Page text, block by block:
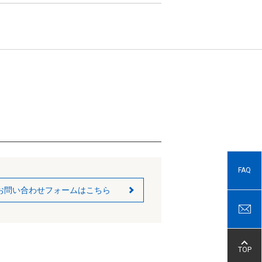
問い合わせフォームはこちら
FAQ
TOP